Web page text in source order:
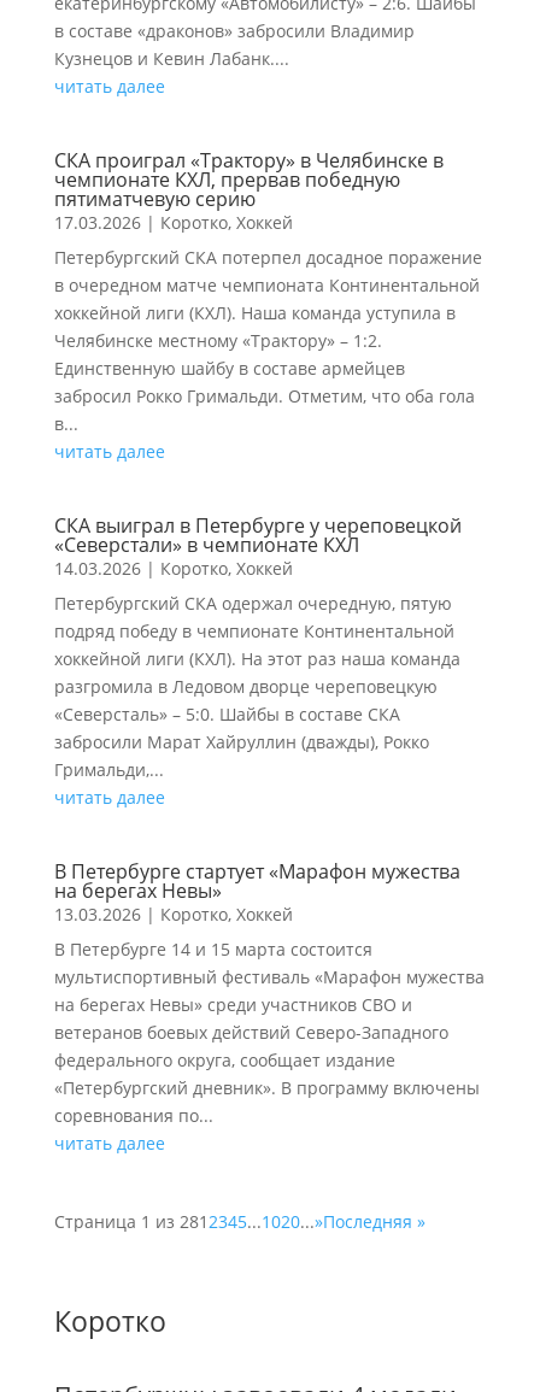
в составе «драконов» забросили Владимир
Кузнецов и Кевин Лабанк....
читать далее
СКА проиграл «Трактору» в Челябинске в
чемпионате КХЛ, прервав победную
пятиматчевую серию
17.03.2026| Коротко, Хоккей
Петербургский СКА потерпел досадное поражение
в очередном матче чемпионата Континентальной
хоккейной лиги (КХЛ). Наша команда уступила в
Челябинске местному «Трактору» – 1:2.
Единственную шайбу в составе армейцев
забросил Рокко Гримальди. Отметим, что оба гола
в...
читать далее
СКА выиграл в Петербурге у череповецкой
«Северстали» в чемпионате КХЛ
14.03.2026| Коротко, Хоккей
Петербургский СКА одержал очередную, пятую
подряд победу в чемпионате Континентальной
хоккейной лиги (КХЛ). На этот раз наша команда
разгромила в Ледовом дворце череповецкую
«Северсталь» – 5:0. Шайбы в составе СКА
забросили Марат Хайруллин (дважды), Рокко
Гримальди,...
читать далее
В Петербурге стартует «Марафон мужества
на берегах Невы»
13.03.2026| Коротко, Хоккей
В Петербурге 14 и 15 марта состоится
мультиспортивный фестиваль «Марафон мужества
на берегах Невы» среди участников СВО и
ветеранов боевых действий Северо-Западного
федерального округа, сообщает издание
«Петербургский дневник». В программу включены
соревнования по...
читать далее
Страница 1 из 2812345...1020...»Последняя »
Коротко